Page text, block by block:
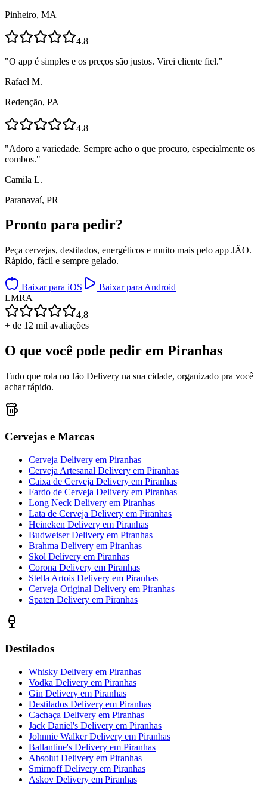
Pinheiro, MA
4.8
"O app é simples e os preços são justos. Virei cliente fiel."
Rafael M.
Redenção, PA
4.8
"Adoro a variedade. Sempre acho o que procuro, especialmente os
combos."
Camila L.
Paranavaí, PR
Pronto para pedir?
Peça cervejas, destilados, energéticos e muito mais pelo app JÃO.
Rápido, fácil e sempre gelado.
Baixar para iOS
Baixar para Android
LMRA
4,8
+ de 12 mil avaliações
O que você pode pedir em Piranhas
Tudo que rola no Jão Delivery na sua cidade, organizado pra você
achar rápido.
Cervejas e Marcas
Cerveja Delivery em Piranhas
Cerveja Artesanal Delivery em Piranhas
Caixa de Cerveja Delivery em Piranhas
Fardo de Cerveja Delivery em Piranhas
Long Neck Delivery em Piranhas
Lata de Cerveja Delivery em Piranhas
Heineken Delivery em Piranhas
Budweiser Delivery em Piranhas
Brahma Delivery em Piranhas
Skol Delivery em Piranhas
Corona Delivery em Piranhas
Stella Artois Delivery em Piranhas
Cerveja Original Delivery em Piranhas
Spaten Delivery em Piranhas
Destilados
Whisky Delivery em Piranhas
Vodka Delivery em Piranhas
Gin Delivery em Piranhas
Destilados Delivery em Piranhas
Cachaça Delivery em Piranhas
Jack Daniel's Delivery em Piranhas
Johnnie Walker Delivery em Piranhas
Ballantine's Delivery em Piranhas
Absolut Delivery em Piranhas
Smirnoff Delivery em Piranhas
Askov Delivery em Piranhas